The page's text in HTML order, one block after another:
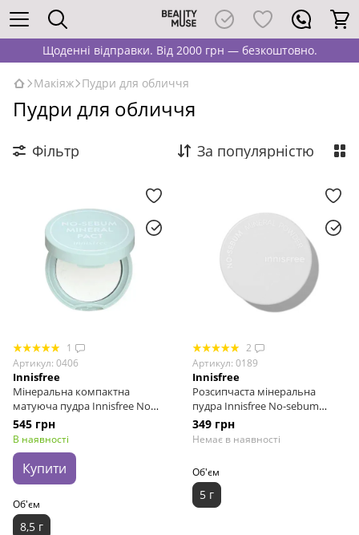
Щоденні відправки. Від 2000 грн — безкоштовно.
Макіяж Пудри для обличчя
Пудри для обличчя
Фільтр За популярністю
1
Артикул: 0406
Innisfree
Мінеральна компактна
матуюча пудра Innisfree No
Sebum Mineral Pact
545 грн
В наявності
Купити
Об'єм
8,5 г
2
Артикул: 0189
Innisfree
Розсипчаста мінеральна
пудра Innisfree No-sebum
Mineral Powder, 5 г
349 грн
Немає в наявності
Об'єм
5 г